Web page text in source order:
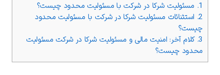
1. مسئولیت شرکا در شرکت با مسئولیت محدود چیست؟
2. استثنائات مسئولیت شرکا در شرکت با مسئولیت محدود
چیست؟
3. کلام آخر: امنیت مالی و مسئولیت شرکا در شرکت مسئولیت
محدود چیست؟